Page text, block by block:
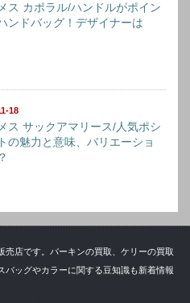
ス カポラル/ハンドルがポイン
ンドバッグ！デザイナーは
18
ス サックアマリース/人気ポシ
の魅力と意味、バリエーショ
売店です。バーキンの買取、ケリーの買取
バッグやカラーに関する豆知識も新着情報